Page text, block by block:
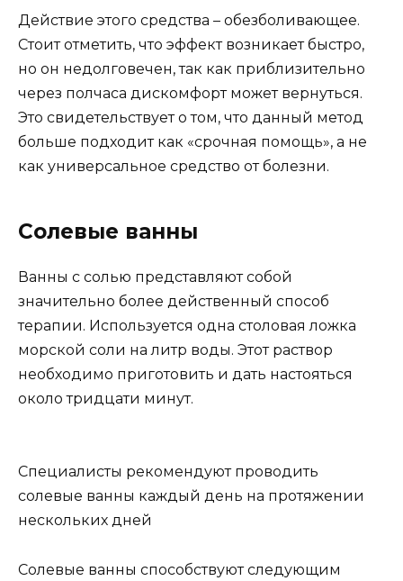
Действие этого средства – обезболивающее.
Стоит отметить, что эффект возникает быстро,
но он недолговечен, так как приблизительно
через полчаса дискомфорт может вернуться.
Это свидетельствует о том, что данный метод
больше подходит как «срочная помощь», а не
как универсальное средство от болезни.
Солевые ванны
Ванны с солью представляют собой
значительно более действенный способ
терапии. Используется одна столовая ложка
морской соли на литр воды. Этот раствор
необходимо приготовить и дать настояться
около тридцати минут.
Специалисты рекомендуют проводить
солевые ванны каждый день на протяжении
нескольких дней
Солевые ванны способствуют следующим